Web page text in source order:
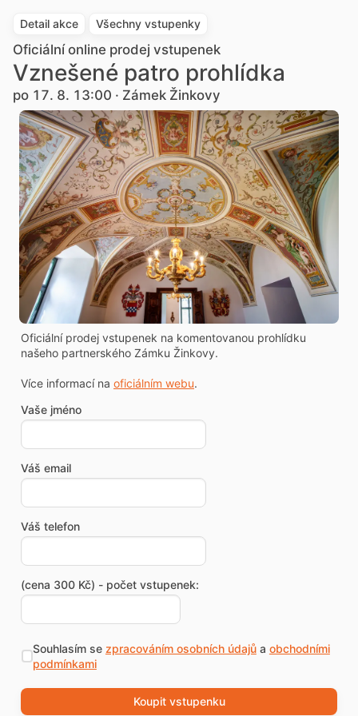
Detail akce Všechny vstupenky
Oficiální online prodej vstupenek
Vznešené patro prohlídka
po 17. 8. 13:00 · Zámek Žinkovy
Oficiální prodej vstupenek na komentovanou prohlídku
našeho partnerského Zámku Žinkovy.
Více informací na oficiálním webu.
Vaše jméno
Váš email
Váš telefon
(cena 300 Kč) - počet vstupenek:
Souhlasím se zpracováním osobních údajůa obchodními
podmínkami
Koupit vstupenku